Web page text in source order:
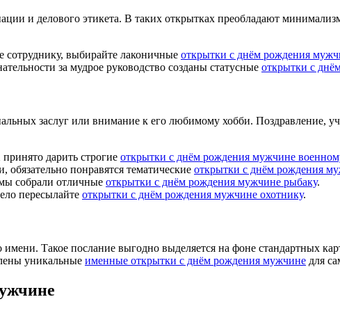
и делового этикета. В таких открытках преобладают
выбирайте лаконичные открытки с днём рождения
за мудрое руководство созданы статусные открытки с
заслуг или внимание к его любимому хобби. Поздравление,
дарить строгие открытки с днём рождения мужчине
понравятся тематические открытки с днём рождения
собрали отличные открытки с днём рождения мужчине рыбаку.
пересылайте открытки с днём рождения мужчине охотнику.
Такое послание выгодно выделяется на фоне стандартных
уникальные именные открытки с днём рождения мужчине для